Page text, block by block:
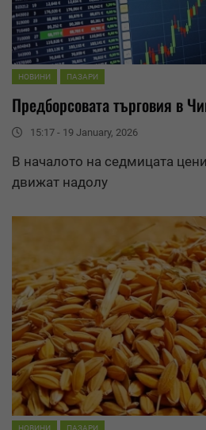
НОВИНИ ПАЗАРИ
Предборсовата търговия в
15:17 - 19 January, 2026
В началото на седмицата
движат надолу
НОВИНИ ПАЗАРИ